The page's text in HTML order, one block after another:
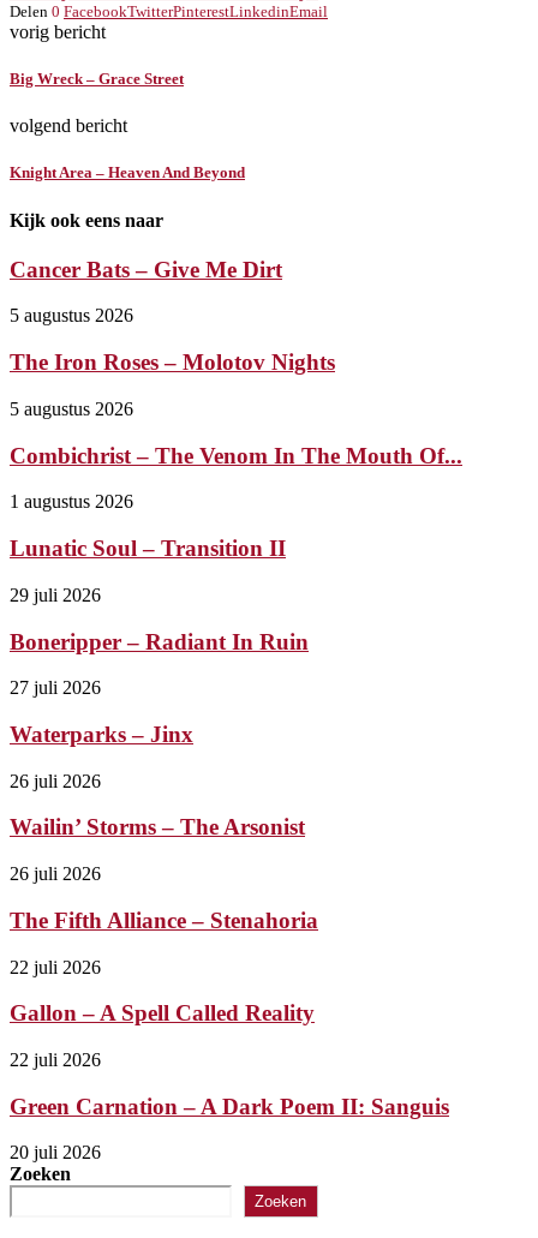
Delen 0 FacebookTwitterPinterestLinkedinEmail
vorig bericht
Big Wreck – Grace Street
volgend bericht
Knight Area – Heaven And Beyond
Kijk ook eens naar
Cancer Bats – Give Me Dirt
5 augustus 2026
The Iron Roses – Molotov Nights
5 augustus 2026
Combichrist – The Venom In The Mouth Of...
1 augustus 2026
Lunatic Soul – Transition II
29 juli 2026
Boneripper – Radiant In Ruin
27 juli 2026
Waterparks – Jinx
26 juli 2026
Wailin’ Storms – The Arsonist
26 juli 2026
The Fifth Alliance – Stenahoria
22 juli 2026
Gallon – A Spell Called Reality
22 juli 2026
Green Carnation – A Dark Poem II: Sanguis
20 juli 2026
Zoeken
Zoeken